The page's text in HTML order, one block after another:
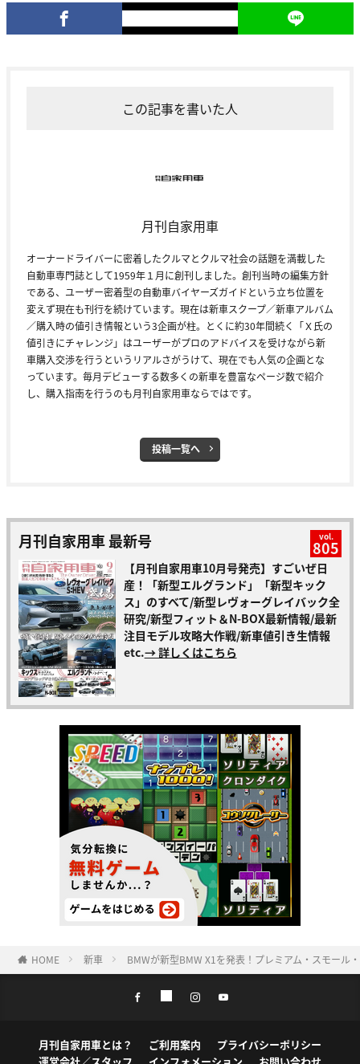
この記事を書いた人
月刊自家用車
オーナードライバーに密着したクルマとクルマ社会の話題を満載した
自動車専門誌として1959年１月に創刊しました。創刊当時の編集方針
である、ユーザー密着型の自動車バイヤーズガイドという立ち位置を
変えず現在も刊行を続けています。現在は新車スクープ／新車アルバム
／購入時の値引き情報という3企画が柱。とくに約30年間続く「Ｘ氏の
値引きにチャレンジ」はユーザーがプロのアドバイスを受けながら新
車購入交渉を行うというリアルさがうけて、現在でも人気の企画とな
っています。毎月デビューする数多くの新車を豊富なページ数で紹介
し、購入指南を行うのも月刊自家用車ならではです。
投稿一覧へ
月刊自家用車 最新号 vol.
805
【月刊自家用車10月号発売】すごいぜ日
産！「新型エルグランド」「新型キック
ス」のすべて/新型レヴォーグレイバック全
研究/新型フィット＆N-BOX最新情報/最新
注目モデル攻略大作戦/新車値引き生情報
etc.→ 詳しくはこちら
HOME 新車 BMWが新型BMW X1を発表！プレミアム・スモール
月刊自家用車とは？ ご利用案内
プライバシーポリシー
運営会社／スタッフ
インフォメーション お問い合わせ